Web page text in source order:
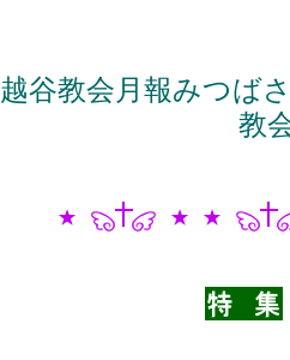
越谷教会月報みつば
教